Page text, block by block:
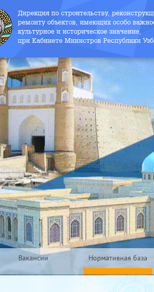
Дирекция по строительству,
ремонту объектов, имеющих особо
культурное и историческое значение,
при Кабинете Министров Республики
Вакансии Нормативная база